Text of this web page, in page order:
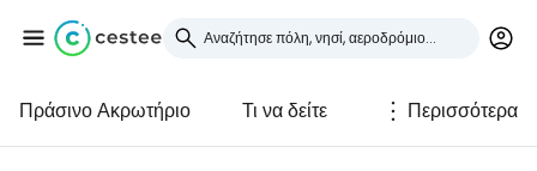
Πράσινο Ακρωτήριο Τι να δείτε Περισσότερα
Συνδεθείτε στο Cestee